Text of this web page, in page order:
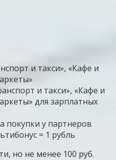
и такси», «Кафе и
и такси», «Кафе и
для зарплатных
покупки у партнеров
= 1 рубль
но не менее 100 руб.